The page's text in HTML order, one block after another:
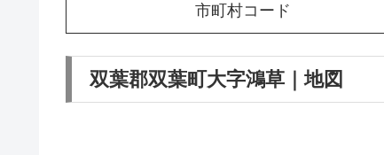
市町村コード
双葉郡双葉町大字鴻草｜地図